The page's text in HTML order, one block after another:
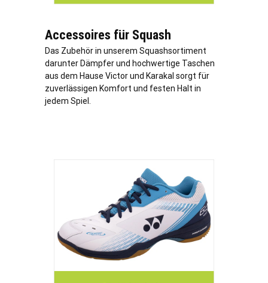
Accessoires für Squash
Das Zubehör in unserem Squashsortiment
darunter Dämpfer und hochwertige Taschen
aus dem Hause Victor und Karakal sorgt für
zuverlässigen Komfort und festen Halt in
jedem Spiel.